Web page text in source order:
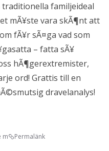
familjeideal
mÃ¥ste vara skÃ¶nt att
fÃ¥r sÃ¤ga vad som
– fatta sÃ¥
hÃ¶gerextremister,
ord! Grattis till en
dravelanalys!
m Permalänk